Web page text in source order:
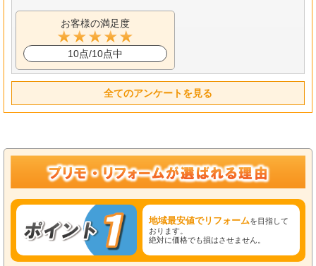
お客様の満足度
10点/10点中
全てのアンケートを見る
地域最安値でリフォームを目指して
おります。
絶対に価格でも損はさせません。